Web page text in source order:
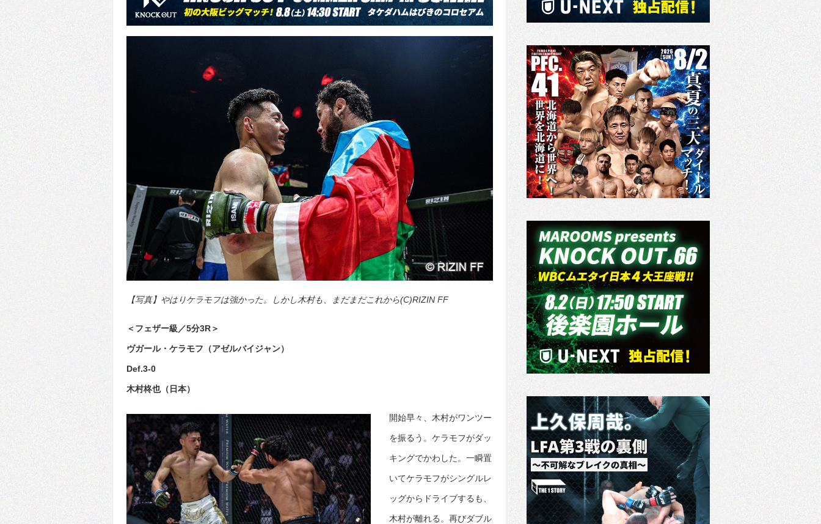
【写真】やはりケラモフは強かった。しかし木村も、まだまだこれから(C)RIZIN FF
＜フェザー級／5分3R＞
ヴガール・ケラモフ（アゼルバイジャン）
Def.3-0
木村柊也（日本）
開始早々、木村がワンツー
を振るう。ケラモフがダッ
キングでかわした。一瞬置
いてケラモフがシングルレ
ッグからドライブするも、
木村が離れる。再びダブル